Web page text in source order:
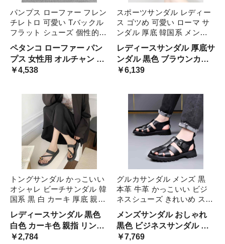
パンプス ローファー フレン
チレトロ 可愛い Tバックル
フラット シューズ 個性的
ローヒール 1cm ぺたんこ ス
リッポン レザーシューズ ピ
ンク 茶色 ブラウン 清楚
kawaii 女子 お嬢様
ペタンコ ローファー パン
プス 女性用 オルチャン 女
子 ガール かわいい キュー
産系 フレンチカジュアル
幼い 甘い ユニーク お出か
￥4,538
スポーツサンダル レディー
ス ゴツめ 可愛い ローマ サ
ンダル 厚底 韓国系 メンズ
ライク かっこいい レザーサ
ンダル ストラップ スポサン
ビーサン 黒 ブラック ブラ
ウン レースアップ マニ 茶
レディースサンダル 厚底サ
ンダル 黒色 ブラウンカラ
ー ベージュ バイカラー ご
ニーカー風 合皮 ニッチ 身
長アップ オルチャン系
￥6,139
トングサンダル かっこいい
オシャレ ビーチサンダル 韓
国系 黒 白 カーキ 厚底 親指
リング ゴールド メタリック
個性的 映える アクセサリー
春夏 シューズ 抜け感 高見
え 軽い 快適 ルーズ
レディースサンダル 黒色
白色 カーキ色 親指 リング
金色 トング オルチャン系
￥2,784
グルカサンダル メンズ 黒
本革 牛革 かっこいい ビジ
ネスシューズ きれいめ スポ
ーツサンダル 韓国系 ブラッ
ク 無地 編み込み 個性的 春
夏 フォーマル シューズ 高
級感 セレブ リラック 男性
メンズサンダル おしゃれ
黒色 ビジネスサンダル こ
なれ感 抜け感 大人カジュ
￥7,769